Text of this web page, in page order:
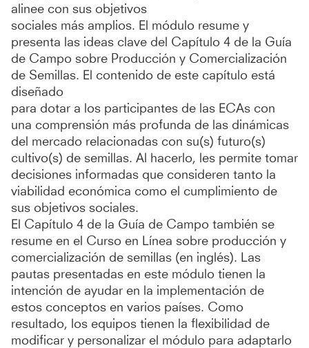
alinee con sus objetivos
sociales más amplios. El módulo resume y
presenta las ideas clave del Capítulo 4 de la Guía
de Campo sobre Producción y Comercialización
de Semillas. El contenido de este capítulo está
diseñado
para dotar a los participantes de las ECAs con
una comprensión más profunda de las dinámicas
del mercado relacionadas con su(s) futuro(s)
cultivo(s) de semillas. Al hacerlo, les permite tomar
decisiones informadas que consideren tanto la
viabilidad económica como el cumplimiento de
sus objetivos sociales.
El Capítulo 4 de la Guía de Campo también se
resume en el Curso en Línea sobre producción y
comercialización de semillas (en inglés). Las
pautas presentadas en este módulo tienen la
intención de ayudar en la implementación de
estos conceptos en varios países. Como
resultado, los equipos tienen la flexibilidad de
modificar y personalizar el módulo para adaptarlo